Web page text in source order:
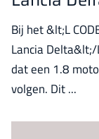
Bij het &lt;L
Lancia
dat een 1.8
volgen. Dit ...